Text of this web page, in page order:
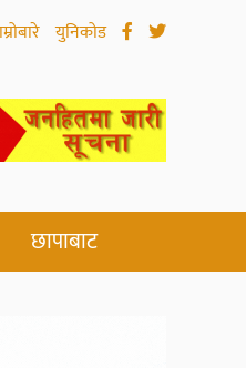
युनिकोड
छापाबाट